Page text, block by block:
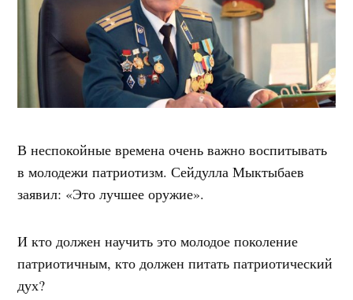
В неспокойные времена очень важно воспитывать
в молодежи патриотизм. Сейдулла Мыктыбаев
заявил: «Это лучшее оружие».
И кто должен научить это молодое поколение
патриотичным, кто должен питать патриотический
дух?